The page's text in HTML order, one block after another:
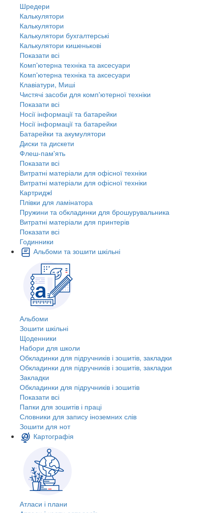
Шредери
Калькулятори
Калькулятори
Калькулятори бухгалтерські
Калькулятори кишенькові
Показати всі
Комп'ютерна техніка та аксесуари
Комп'ютерна техніка та аксесуари
Клавіатури, Миші
Чистячі засоби для комп'ютерної техніки
Показати всі
Носії інформації та батарейки
Носії інформації та батарейки
Батарейки та акумулятори
Диски та дискети
Флеш-пам'ять
Показати всі
Витратні матеріали для офісної техніки
Витратні матеріали для офісної техніки
Картриджi
Плівки для ламінатора
Пружини та обкладинки для брошурувальника
Витратні матеріали для принтерів
Показати всі
Годинники
Альбоми та зошити шкільні
Альбоми
Зошити шкільні
Щоденники
Набори для школи
Обкладинки для підручників і зошитів, закладки
Обкладинки для підручників і зошитів, закладки
Закладки
Обкладинки для підручників і зошитів
Показати всі
Папки для зошитів і праці
Словники для запису іноземних слів
Зошити для нот
Картографія
Атласи і плани